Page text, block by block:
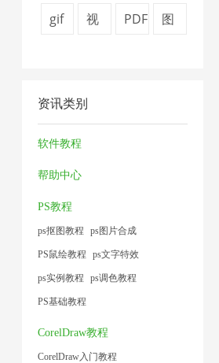
1
大
小
术
2
gif
压
缩
2
视
缩
PDF
图
资讯类别
软件教程
帮助中心
PS教程
ps抠图教程 ps图片合成
PS鼠绘教程 ps文字特效
ps实例教程 ps调色教程
PS基础教程
CorelDraw教程
CorelDraw入门教程